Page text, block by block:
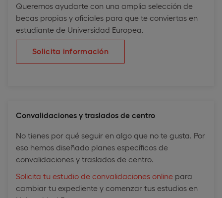
Queremos ayudarte con una amplia selección de
becas propias y oficiales para que te conviertas en
estudiante de Universidad Europea.
Solicita información
Convalidaciones y traslados de centro
No tienes por qué seguir en algo que no te gusta. Por
eso hemos diseñado planes específicos de
convalidaciones y traslados de centro.
Solicita tu estudio de convalidaciones online para
cambiar tu expediente y comenzar tus estudios en